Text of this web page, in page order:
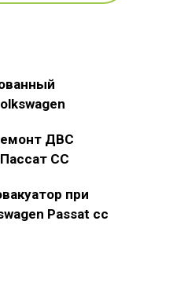
ДВС
СС
при
Passat cc